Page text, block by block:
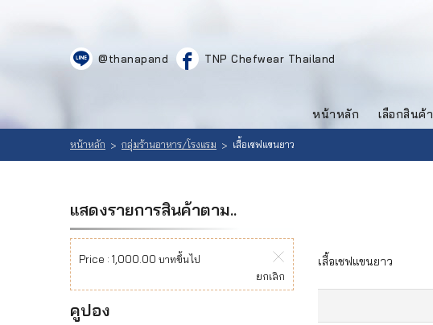
ที่
สินค้า
ลูกค้าของ
@thanapand TNP Chefwear Thailand
หน้าหลัก เลือกสินค้า
หน้าหลัก > กลุ่มร้านอาหาร/โรงแรม > เสื้อเชฟแขนยาว
แสดงรายการสินค้าตาม..
Price : 1,000.00 บาทขึ้นไป
ยกเลิก
คูปอง
เสื้อเชฟแขนยาว